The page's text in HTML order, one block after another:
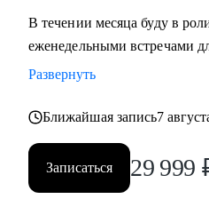
В течении месяца буду в
еженедельными встречами
Развернуть
Ближайшая запись7
Записаться 29 999